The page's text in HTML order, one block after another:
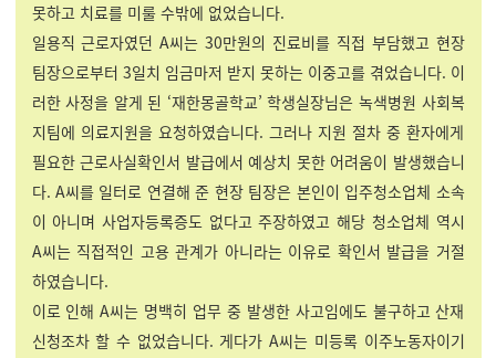
못하고 치료를 미룰 수밖에 없었습니다.
일용직 근로자였던 A씨는 30만원의 진료비를 직접 부담했고 현장
팀장으로부터 3일치 임금마저 받지 못하는 이중고를 겪었습니다. 이
러한 사정을 알게 된 ‘재한몽골학교’ 학생실장님은 녹색병원 사회복
지팀에 의료지원을 요청하였습니다. 그러나 지원 절차 중 환자에게
필요한 근로사실확인서 발급에서 예상치 못한 어려움이 발생했습니
다. A씨를 일터로 연결해 준 현장 팀장은 본인이 입주청소업체 소속
이 아니며 사업자등록증도 없다고 주장하였고 해당 청소업체 역시
A씨는 직접적인 고용 관계가 아니라는 이유로 확인서 발급을 거절
하였습니다.
이로 인해 A씨는 명백히 업무 중 발생한 사고임에도 불구하고 산재
신청조차 할 수 없었습니다. 게다가 A씨는 미등록 이주노동자이기